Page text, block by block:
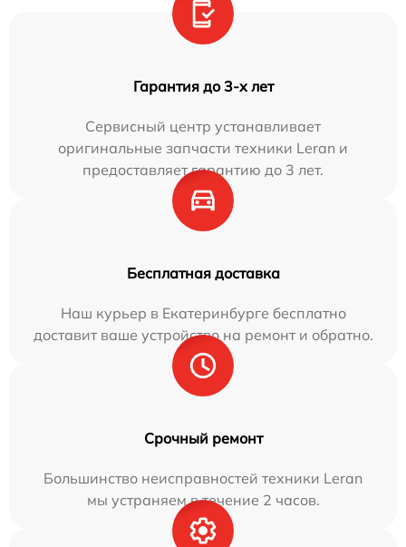
Гарантия до 3-х лет
Сервисный центр устанавливает
оригинальные запчасти техники Leran и
предоставляет гарантию до 3 лет.
Бесплатная доставка
Наш курьер в Екатеринбурге бесплатно
доставит ваше устройство на ремонт и обратно.
Срочный ремонт
Большинство неисправностей техники Leran
мы устраняем в течение 2 часов.